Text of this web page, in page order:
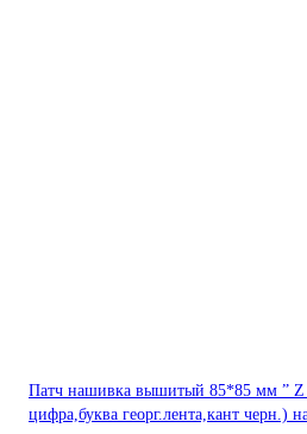
Патч нашивка вышитый 85*85 мм ”
цифра,буква георг.лента,кант черн.)